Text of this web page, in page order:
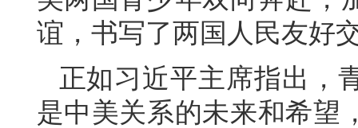
谊，书写了两国人民友好
正如习近平主席指出，
是中美关系的未来和希望